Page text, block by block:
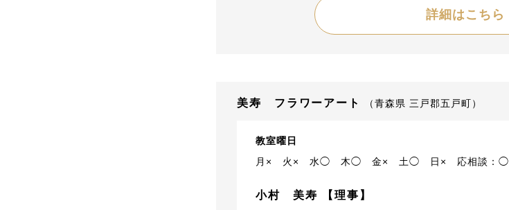
詳細はこちら
美寿 フラワーアート （青森県 三戸郡五戸町）
教室曜日
月×
火× 水◯ 木◯ 金× 土◯ 日× 応相談：◯
小村 美寿 【理事】